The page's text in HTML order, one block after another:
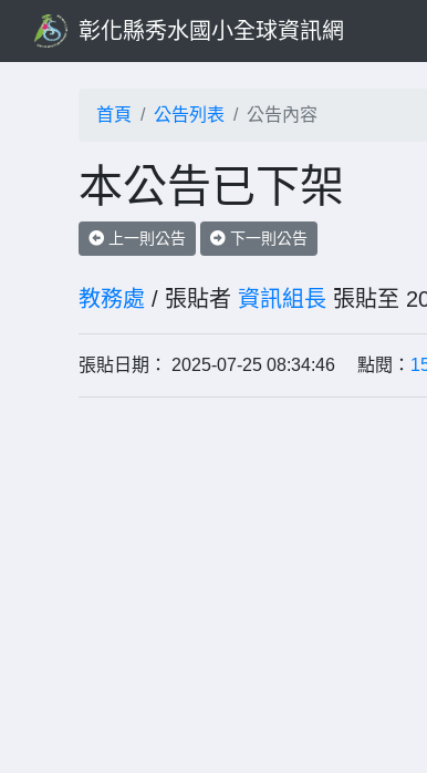
彰化縣秀水國小全球資訊網
首頁 公告列表 公告內容
本公告已下架
上一則公告 下一則公告
教務處 / 張貼者 資訊組長 張貼至
張貼日期： 2025-07-25 08:34:46 點閱：